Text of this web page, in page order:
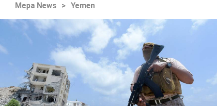
Mepa News > Yemen